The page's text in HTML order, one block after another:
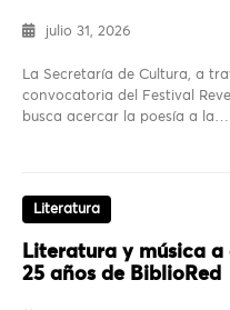
julio 31, 2026
La Secretaría de Cultura, a
convocatoria del Festival
busca acercar la poesía a la…
Literatura
Literatura y música
25 años de BiblioRed